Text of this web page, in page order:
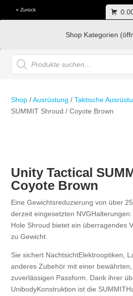
« Zurück
Shop Kategorien
Products
search
Shop /Ausrüstung /Taktische
SUMMIT Shroud / Coyote Brown
Unity Tactical
Coyote Brown
Eine Gewichtsreduzierung von über
derzeit eingesetzten
Hole Shroud bietet ein überragendes
zu Gewicht.
Sie sichert NachtsichtElektrooptiken,
anderes Zubehör mit einer
zuverlässigen Passform. Dank ihrer
UnibodyKonstruktion ist die